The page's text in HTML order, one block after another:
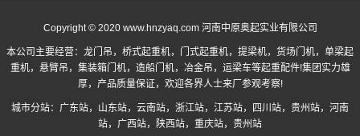
Copyright © 2020 www.hnzyaq.com 河南中原奥起实业有限公司
本公司主要经营： 龙门吊 ， 桥式起重机， 门式起重机，提梁机，货场门机，单梁起
重机，悬臂吊，集装箱门机，造船门机，冶金吊，运梁车等起重配件!集团实力雄
厚，产品质量保证，欢迎各界人士来厂参观考察!
城市分站： 广东站， 山东站， 云南站， 浙江站， 江苏站， 四川站， 贵州站， 河南
站， 广西站， 陕西站， 重庆站， 贵州站